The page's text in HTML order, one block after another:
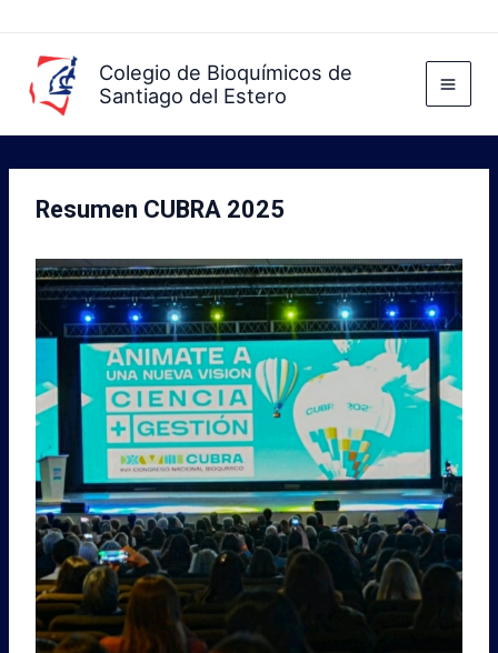
contenido
Colegio de Bioquímicos de
Santiago del Estero
Resumen CUBRA 2025